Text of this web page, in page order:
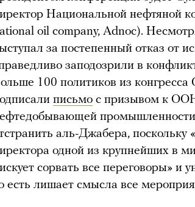
Национальной нефтяной
oil company, Adnoc).
за постепенный отказ от
заподозрили в
100 политиков из
письмо с призывом к
аль-Джабера, поскольку
одной из крупнейших в
сорвать все переговоры» и
есть лишает смысла все